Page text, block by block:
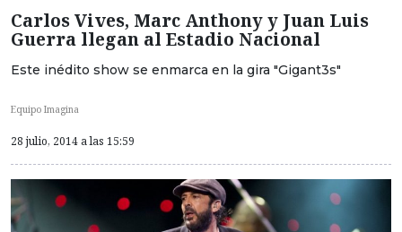
Carlos Vives, Marc Anthony y Juan Luis
Guerra llegan al Estadio Nacional
Este inédito show se enmarca en la gira "Gigant3s"
Equipo Imagina
28 julio, 2014 a las 15:59